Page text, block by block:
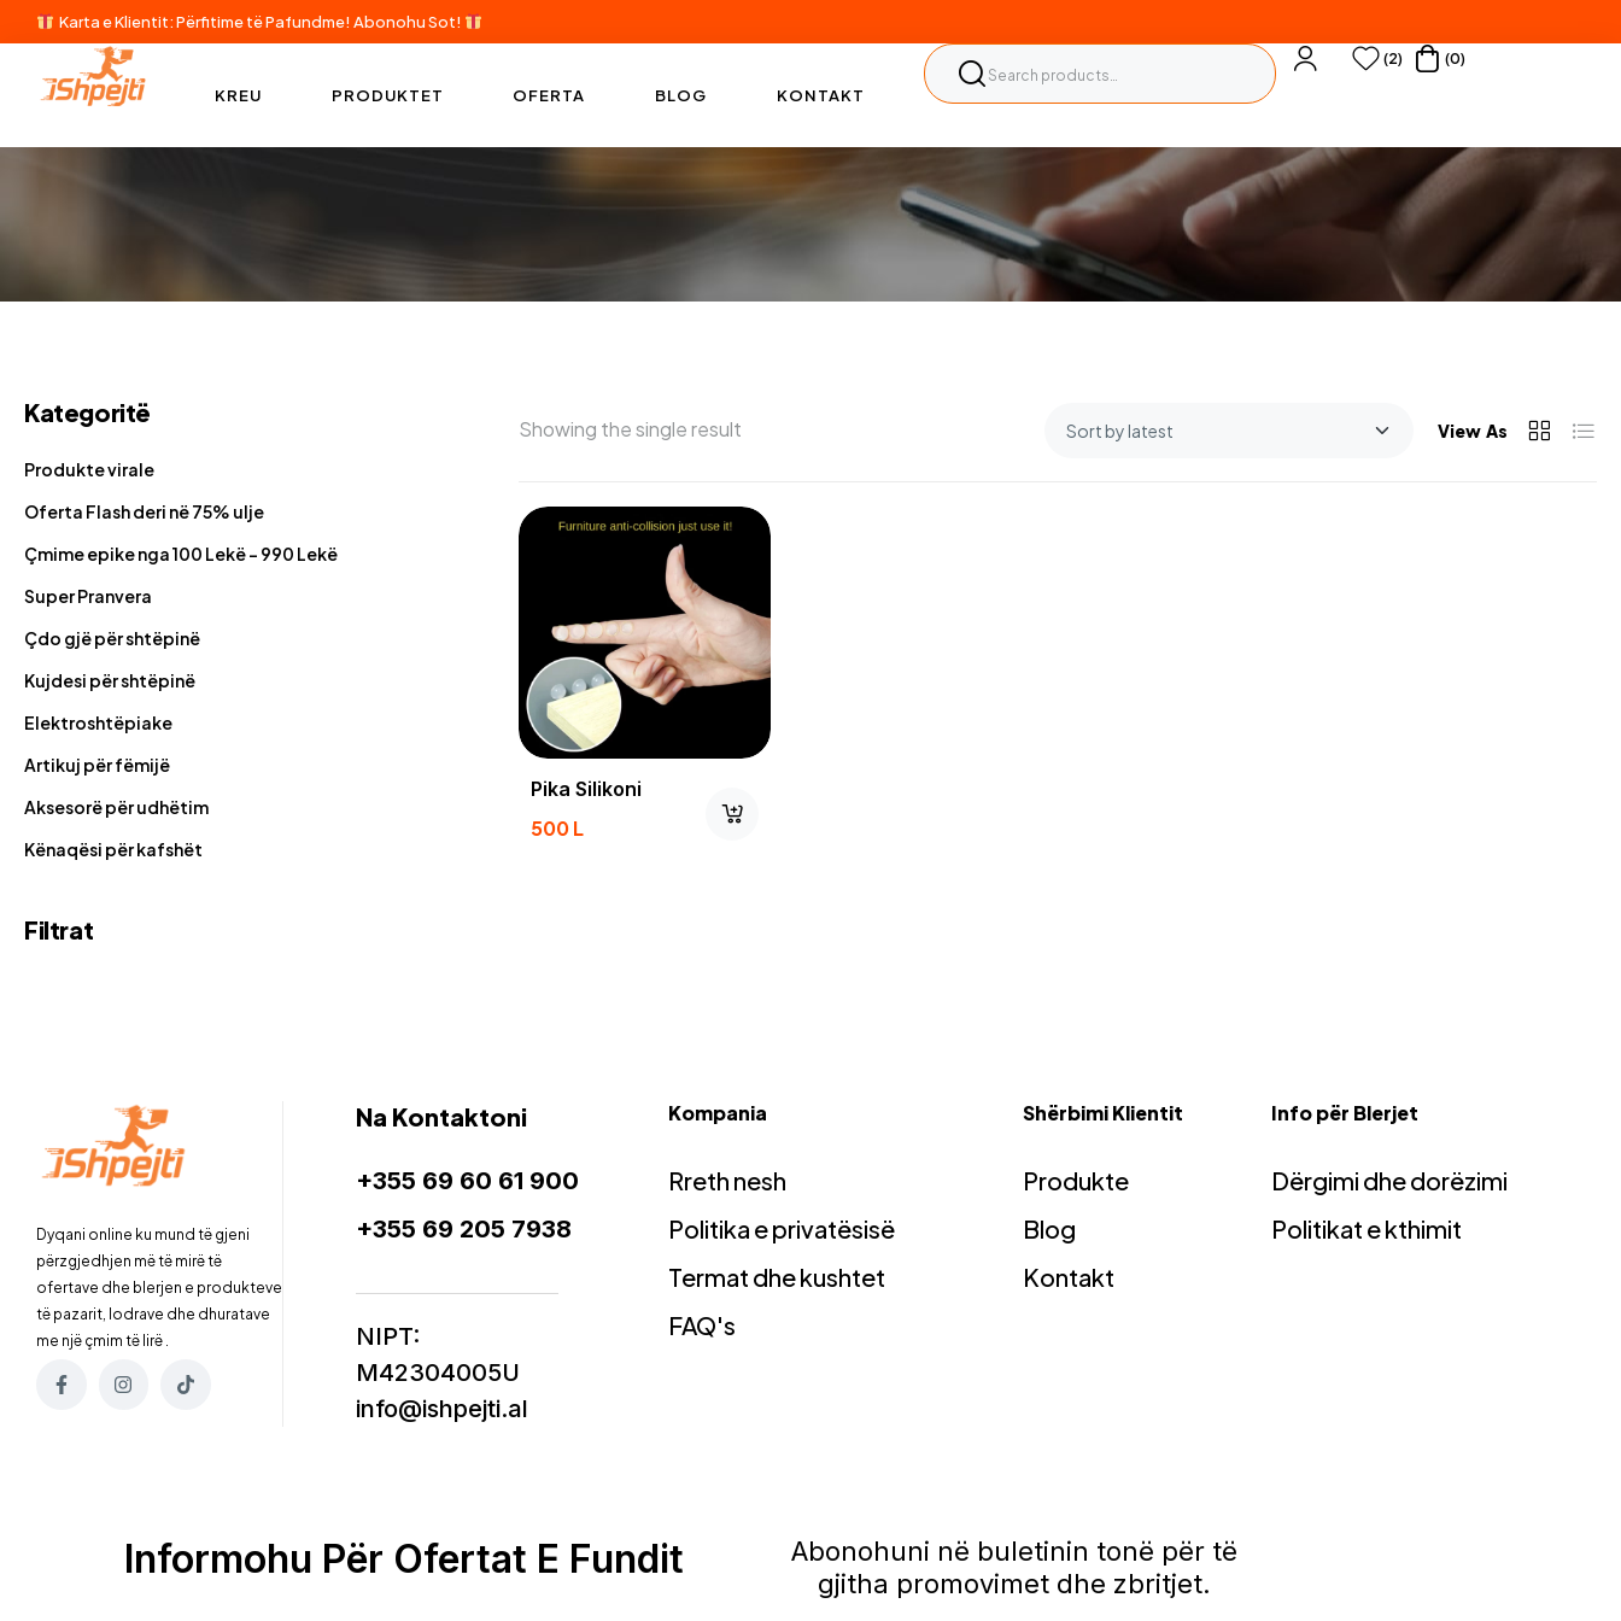
Karta e Klientit: Përfitime të Pafundme! Abonohu Sot!
KREU PRODUKTET OFERTA BLOG KONTAKT
(2) (0)
Showing the single result View As
Pika Silikoni
500L
Kategoritë
Produkte virale
Oferta Flash deri në 75% ulje
Çmime epike nga 100 Lekë - 990 Lekë
Super Pranvera
Çdo gjë për shtëpinë
Kujdesi për shtëpinë
Elektroshtëpiake
Artikuj për fëmijë
Aksesorë për udhëtim
Kënaqësi për kafshët
Filtrat
Dyqani online ku mund të gjeni
përzgjedhjen më të mirë të
ofertave dhe blerjen e produkteve
të pazarit, lodrave dhe dhuratave
me një çmim të lirë .
Na Kontaktoni
+355 69 60 61 900
+355 69 205 7938
NIPT:
M42304005U
info@ishpejti.al
Kompania
Rreth nesh
Politika e privatësisë
Termat dhe kushtet
FAQ's
Shërbimi Klientit
Produkte
Blog
Kontakt
Info për Blerjet
Dërgimi dhe dorëzimi
Politikat e kthimit
Informohu Për Ofertat E Fundit
Abonohuni në buletinin tonë për të
gjitha promovimet dhe zbritjet.